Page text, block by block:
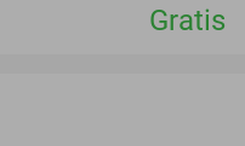
Gratis